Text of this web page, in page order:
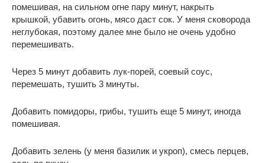
помешивая, на сильном огне пару минут, накрыть
крышкой, убавить огонь, мясо даст сок. У меня сковорода
неглубокая, поэтому далее мне было не очень удобно
перемешивать.
Через 5 минут добавить лук-порей, соевый соус,
перемешать, тушить 3 минуты.
Добавить помидоры, грибы, тушить еще 5 минут, иногда
помешивая.
Добавить зелень (у меня базилик и укроп), смесь перцев,